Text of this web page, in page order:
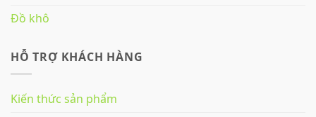
Đồ khô
HỖ TRỢ KHÁCH HÀNG
Kiến thức sản phẩm